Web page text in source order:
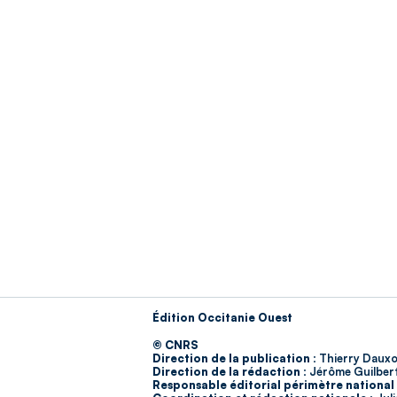
Édition Occitanie Ouest
© CNRS
Direction de la publication : Thierry
Direction de la rédaction : Jérôme
Responsable éditorial périmètre national